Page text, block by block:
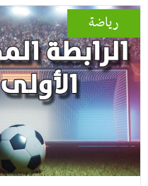
رياضة